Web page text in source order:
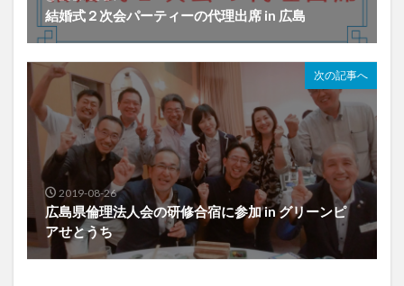
結婚式２次会パーティーの代理出席 in 広島
次の記事へ
2019-08-26
広島県倫理法人会の研修合宿に参加 in グリーンピ
アせとうち